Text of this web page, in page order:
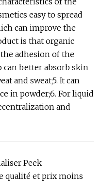
easy to spread
can improve the
is that organic
adhesion of the
can better absorb skin
and sweat;5. It can
in powder;6. For liquid
and
Peek
qualité et prix moins